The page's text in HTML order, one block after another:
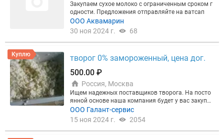
Закупаем сухое молоко с ограниченным сроком г
одности. Предложения отправляйте на ватсап
ООО Аквамарин
30 ноя 2024 г.
68
Куплю
творог 0% замороженный, цена дог.
500.00 ₽
Россия, Москва
Ищем надежных поставщиков творога. На посто
янной основе наша компания будет у вас закупат
ь творог монолит(пром. упаковка) Творог может
быть с подходящими сроками так и свежий. (Мер
ООО Галант-сервис
15 ноя 2024 г.
2054